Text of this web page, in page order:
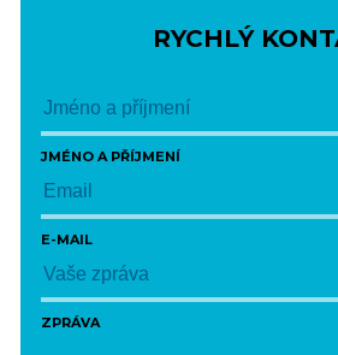
RYCHLÝ
JMÉNO A PŘÍJMENÍ
E-MAIL
ZPRÁVA